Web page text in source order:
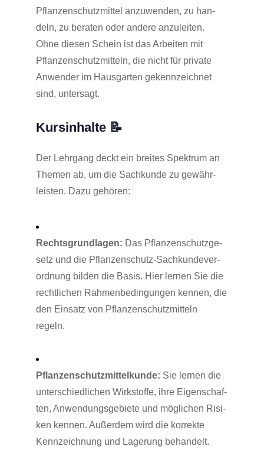
Pflan­zen­schutz­mit­tel anzu­wen­den, zu han­
deln, zu bera­ten oder ande­re anzu­lei­ten.
Ohne die­sen Schein ist das Arbei­ten mit
Pflan­zen­schutz­mit­teln, die nicht für pri­va­te
Anwen­der im Haus­gar­ten gekenn­zeich­net
sind, untersagt.
Kurs­in­hal­te 📝
Der Lehr­gang deckt ein brei­tes Spek­trum an
The­men ab, um die Sach­kun­de zu gewähr­
leis­ten. Dazu gehören:
Rechts­grund­la­gen: Das Pflan­zen­schutz­ge­
setz und die Pflan­zen­schutz-Sach­kun­de­ver­
ord­nung bil­den die Basis. Hier ler­nen Sie die
recht­li­chen Rah­men­be­din­gun­gen ken­nen, die
den Ein­satz von Pflan­zen­schutz­mit­teln
regeln.
Pflan­zen­schutz­mit­tel­kun­de: Sie ler­nen die
unter­schied­li­chen Wirk­stof­fe, ihre Eigen­schaf­
ten, Anwen­dungs­ge­bie­te und mög­li­chen Risi­
ken ken­nen. Außer­dem wird die kor­rek­te
Kenn­zeich­nung und Lage­rung behandelt.